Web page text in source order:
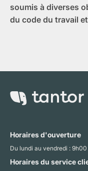
soumis à diverses
du code du travail
Horaires d'ouverture
Du lundi au vendredi : 9h00
Horaires du service